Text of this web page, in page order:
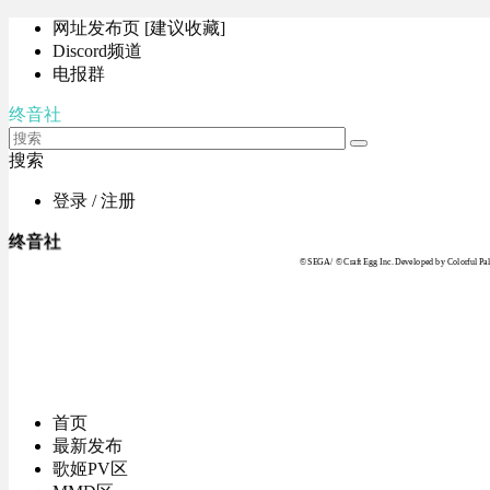
网址发布页 [建议收藏]
Discord频道
电报群
终音社
搜索
登录 / 注册
终音社
© SEGA / © Craft Egg Inc. Developed by Colorful
首页
最新发布
歌姬PV区